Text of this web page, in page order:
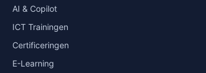
AI & Copilot
ICT Trainingen
Certificeringen
E-Learning